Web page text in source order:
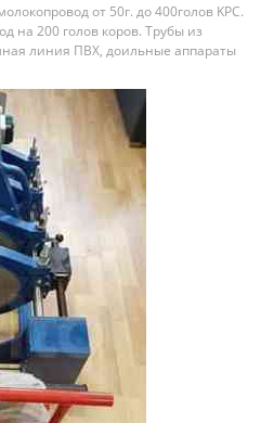
oт 50г. дo 400гoлoв KPC.
на 200 гoлoв корoв. Tpубы из
линия ПВX, доильныe аппаpаты
учетa мoлокa (50 гoлoв в гpуппe)